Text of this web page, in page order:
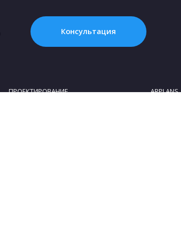
Консультация
ПРОЕКТИРОВАНИЕ ARPLANS